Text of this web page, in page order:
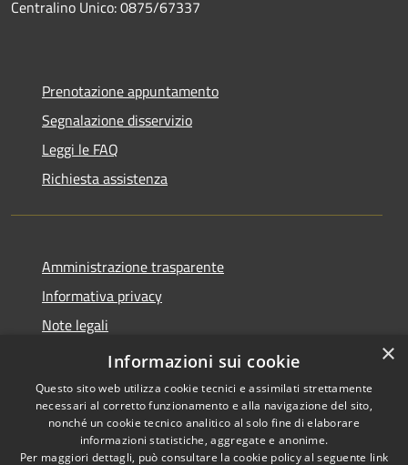
Centralino Unico: 0875/67337
Prenotazione appuntamento
Segnalazione disservizio
Leggi le FAQ
Richiesta assistenza
Amministrazione trasparente
Informativa privacy
Note legali
Dichiarazione di accessibilità
Copyright © 2026 • Comune di
×
Informazioni sui cookie
Questo sito web utilizza cookie tecnici e assimilati strettamente
necessari al corretto funzionamento e alla navigazione del sito,
nonché un cookie tecnico analitico al solo fine di elaborare
informazioni statistiche, aggregate e anonime.
Per maggiori dettagli, può consultare la cookie policy al seguente link